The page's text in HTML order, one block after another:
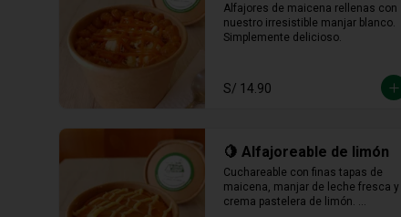
Alfajores de maicena rellenas con
nuestro irresistible manjar blanco.
Simplemente delicioso.
S/ 14.90
🍋 Alfajoreable de limón
Cuchareable con finas tapas de
maicena, manjar de leche fresca y
crema pastelera de limón.